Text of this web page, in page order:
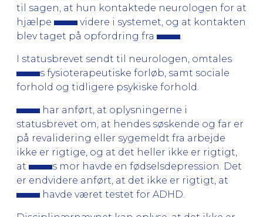
til sagen, at hun kontaktede neurologen for at
hjælpe
videre i systemet, og at kontakten
blev taget på opfordring fra
I statusbrevet sendt til neurologen, omtales
s fysioterapeutiske forløb, samt sociale
forhold og tidligere psykiske forhold.
har anført, at oplysningerne i
statusbrevet om, at hendes søskende og far er
på revalidering eller sygemeldt fra arbejde
ikke er rigtige, og at det heller ikke er rigtigt,
at
s mor havde en fødselsdepression. Det
er endvidere anført, at det ikke er rigtigt, at
havde været testet for ADHD.